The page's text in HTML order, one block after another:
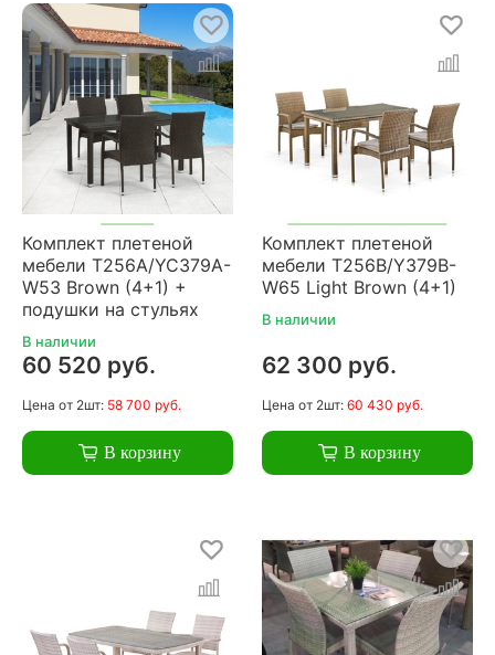
Комплект плетеной
мебели T256A/YC379A-
W53 Brown (4+1) +
подушки на стульях
В наличии
60 520 руб.
Цена от 2шт: 58 700 руб.
В корзину
Комплект плетеной
мебели T256B/Y379B-
W65 Light Brown (4+1)
В наличии
62 300 руб.
Цена от 2шт: 60 430 руб.
В корзину